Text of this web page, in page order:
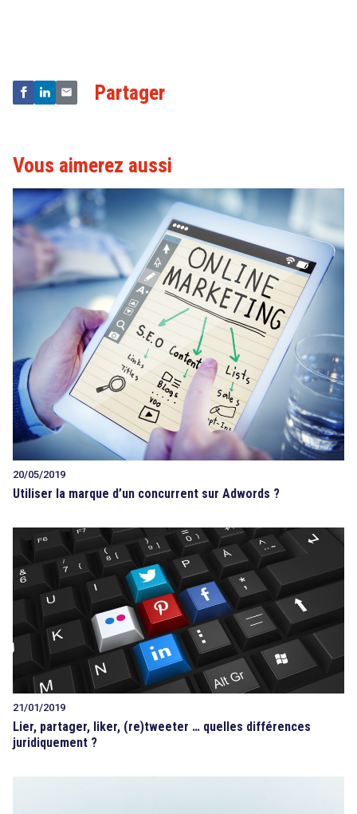
Partager
Vous aimerez aussi
20/05/2019
Utiliser la marque d’un concurrent sur Adwords ?
21/01/2019
Lier, partager, liker, (re)tweeter … quelles différences
juridiquement ?